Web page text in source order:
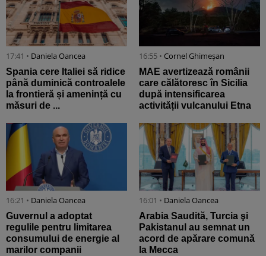
17:41 • Daniela Oancea
Spania cere Italiei să ridice
până duminică controalele
la frontieră și amenință cu
măsuri de ...
16:55 • Cornel Ghimeșan
MAE avertizează românii
care călătoresc în Sicilia
după intensificarea
activității vulcanului Etna
16:21 • Daniela Oancea
Guvernul a adoptat
regulile pentru limitarea
consumului de energie al
marilor companii
16:01 • Daniela Oancea
Arabia Saudită, Turcia şi
Pakistanul au semnat un
acord de apărare comună
la Mecca